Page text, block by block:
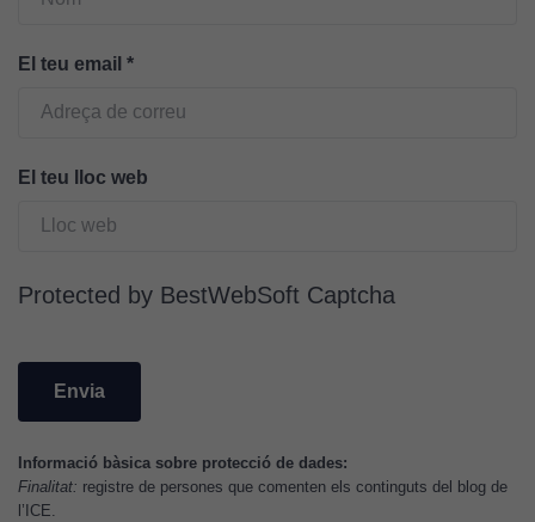
El teu email *
El teu lloc web
Protected by BestWebSoft Captcha
Informació bàsica sobre protecció de dades:
Finalitat: registre de persones que comenten els continguts del blog de
l’ICE.
Cookies
d'anàlisi
per tal que
puguem